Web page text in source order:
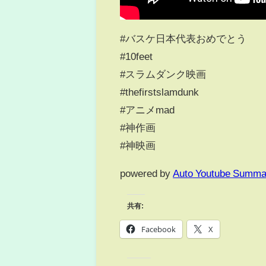
#バスケ日本代表おめでとう
#10feet
#スラムダンク映画
#thefirstslamdunk
#アニメmad
#神作画
#神映画
powered by Auto Youtube
共有:
Facebook X